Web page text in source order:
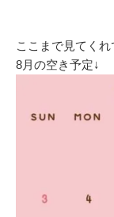
ここまで見てく
8月の空き予定↓